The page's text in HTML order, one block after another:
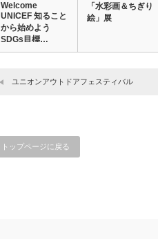
Welcome
UNICEF 知ること
から始めよう
SDGs目標…
「水彩画＆ちぎり
絵」展
ユニオンアウトドアフェスティバル
トップページに戻る